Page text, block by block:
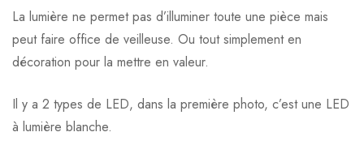
La lumière ne permet pas d’illuminer toute une pièce mais
peut faire office de veilleuse. Ou tout simplement en
décoration pour la mettre en valeur.
Il y a 2 types de LED, dans la première photo, c’est une LED
à lumière blanche.